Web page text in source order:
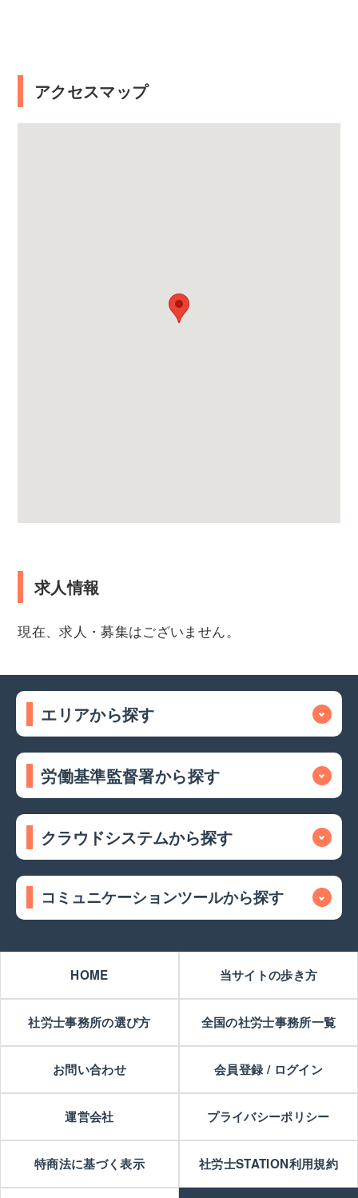
アクセスマップ
求人情報
現在、求人・募集はございません。
エリアから探す
労働基準監督署から探す
クラウドシステムから探す
コミュニケーションツールから探す
HOME 当サイトの歩き方
社労士事務所の選び方 全国の社労士事務所一覧
お問い合わせ 会員登録 / ログイン
運営会社 プライバシーポリシー
特商法に基づく表示 社労士STATION利用規約